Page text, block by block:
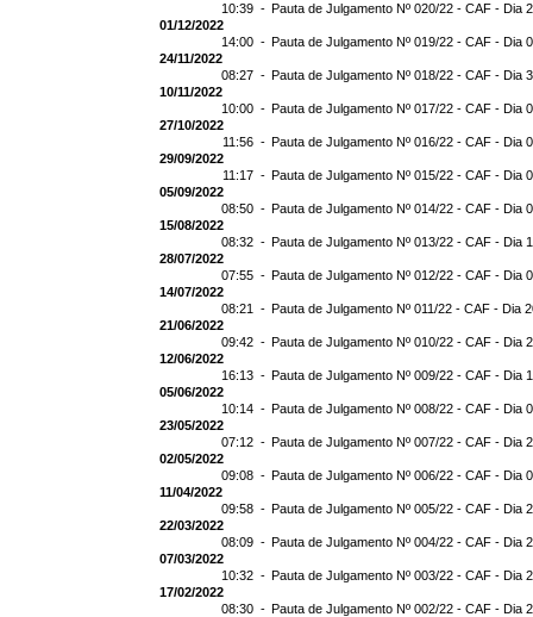
10:39 - Pauta de Julgamento Nº 020/22 - CAF - Dia
01/12/2022
14:00 - Pauta de Julgamento Nº 019/22 - CAF - Dia
24/11/2022
08:27 - Pauta de Julgamento Nº 018/22 - CAF - Dia
10/11/2022
10:00 - Pauta de Julgamento Nº 017/22 - CAF - Dia
27/10/2022
11:56 - Pauta de Julgamento Nº 016/22 - CAF - Dia
29/09/2022
11:17 - Pauta de Julgamento Nº 015/22 - CAF - Dia
05/09/2022
08:50 - Pauta de Julgamento Nº 014/22 - CAF - Dia
15/08/2022
08:32 - Pauta de Julgamento Nº 013/22 - CAF - Dia
28/07/2022
07:55 - Pauta de Julgamento Nº 012/22 - CAF - Dia
14/07/2022
08:21 - Pauta de Julgamento Nº 011/22 - CAF - Dia
21/06/2022
09:42 - Pauta de Julgamento Nº 010/22 - CAF - Dia
12/06/2022
16:13 - Pauta de Julgamento Nº 009/22 - CAF - Dia
05/06/2022
10:14 - Pauta de Julgamento Nº 008/22 - CAF - Dia
23/05/2022
07:12 - Pauta de Julgamento Nº 007/22 - CAF - Dia
02/05/2022
09:08 - Pauta de Julgamento Nº 006/22 - CAF - Dia
11/04/2022
09:58 - Pauta de Julgamento Nº 005/22 - CAF - Dia
22/03/2022
08:09 - Pauta de Julgamento Nº 004/22 - CAF - Dia
07/03/2022
10:32 - Pauta de Julgamento Nº 003/22 - CAF - Dia
17/02/2022
08:30 - Pauta de Julgamento Nº 002/22 - CAF - Dia